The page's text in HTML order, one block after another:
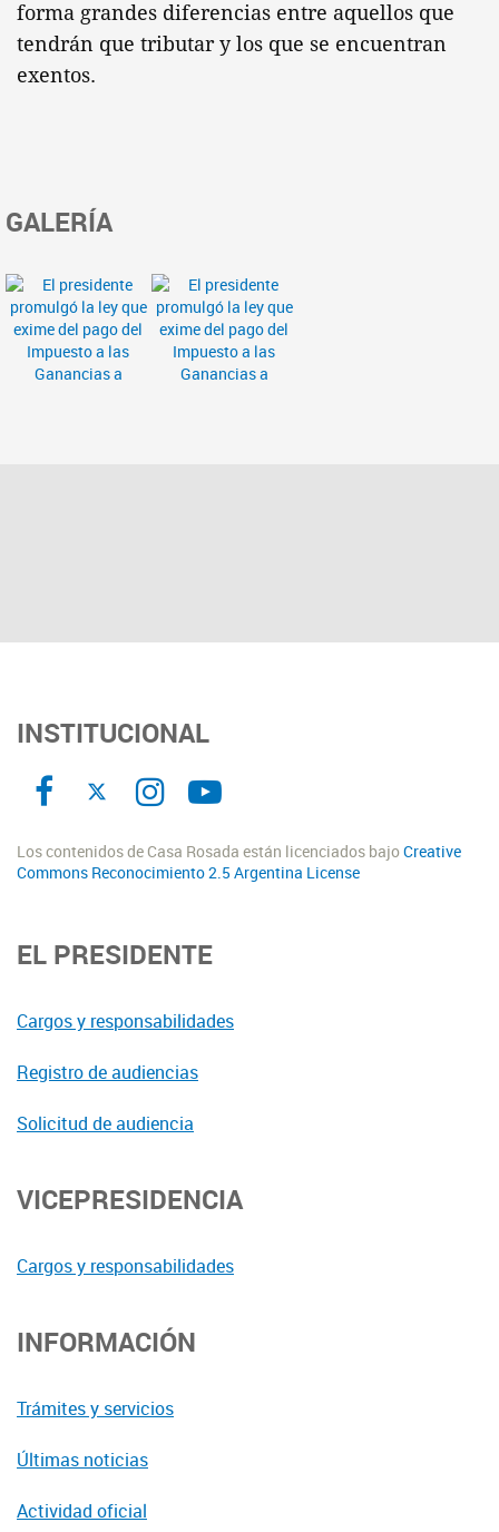
forma grandes diferencias entre aquellos que
tendrán que tributar y los que se encuentran
exentos.
GALERÍA
INSTITUCIONAL
Los contenidos de Casa Rosada están licenciados bajoCreative
Commons Reconocimiento 2.5 Argentina License
EL PRESIDENTE
Cargos y responsabilidades
Registro de audiencias
Solicitud de audiencia
VICEPRESIDENCIA
Cargos y responsabilidades
INFORMACIÓN
Trámites y servicios
Últimas noticias
Actividad oficial